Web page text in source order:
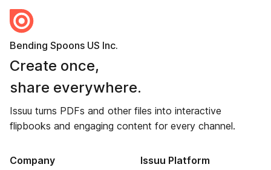
Bending Spoons US Inc.
Create once,
share everywhere.
Issuu turns PDFs and other files into interactive
flipbooks and engaging content for every channel.
Company Issuu Platform